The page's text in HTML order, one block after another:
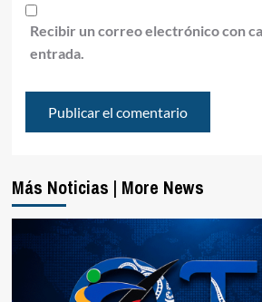
Recibir un correo electrónico con
entrada.
Más Noticias | More News